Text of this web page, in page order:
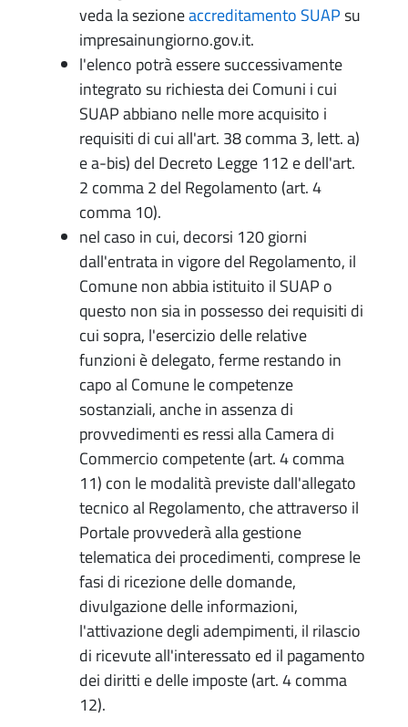
veda la sezioneaccreditamento SUAPsu
impresainungiorno.gov.it.
l'elenco potrà essere successivamente
integrato su richiesta dei Comuni i cui
SUAP abbiano nelle more acquisito i
requisiti di cui all'art. 38 comma 3, lett. a)
e a-bis) del Decreto Legge 112 e dell'art.
2 comma 2 del Regolamento (art. 4
comma 10).
nel caso in cui, decorsi 120 giorni
dall'entrata in vigore del Regolamento, il
Comune non abbia istituito il SUAP o
questo non sia in possesso dei requisiti di
cui sopra, l'esercizio delle relative
funzioni è delegato, ferme restando in
capo al Comune le competenze
sostanziali, anche in assenza di
provvedimenti es ressi alla Camera di
Commercio competente (art. 4 comma
11) con le modalità previste dall'allegato
tecnico al Regolamento, che attraverso il
Portale provvederà alla gestione
telematica dei procedimenti, comprese le
fasi di ricezione delle domande,
divulgazione delle informazioni,
l'attivazione degli adempimenti, il rilascio
di ricevute all'interessato ed il pagamento
dei diritti e delle imposte (art. 4 comma
12).